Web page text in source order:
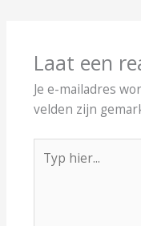
Laat een
Je e-mailadres
velden zijn
hier...